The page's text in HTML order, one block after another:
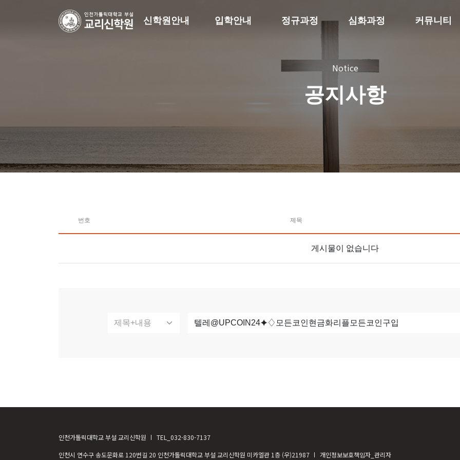
신학원안내 입학안내 정규과정 심화과정 커뮤니티
Notice
공지사항
번호 제목
게시물이 없습니다
인천가톨릭대학교 부설 교리신학원
TEL_032-830-7137
인천시 연수구 송도문화로 120번길 20 인천가톨릭대학교 부설 교리신학원 미카엘관 1층 (우)21987
개인정보보호책임자_관리자